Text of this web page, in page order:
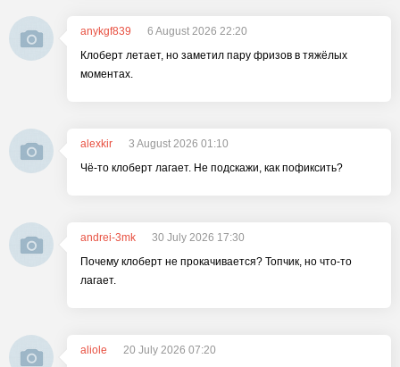
anykgf839
6 August 2026 22:20
Клоберт летает, но заметил пару фризов в тяжёлых
моментах.
alexkir
3 August 2026 01:10
Чё-то клоберт лагает. Не подскажи, как пофиксить?
andrei-3mk
30 July 2026 17:30
Почему клоберт не прокачивается? Топчик, но что-то
лагает.
aliole
20 July 2026 07:20